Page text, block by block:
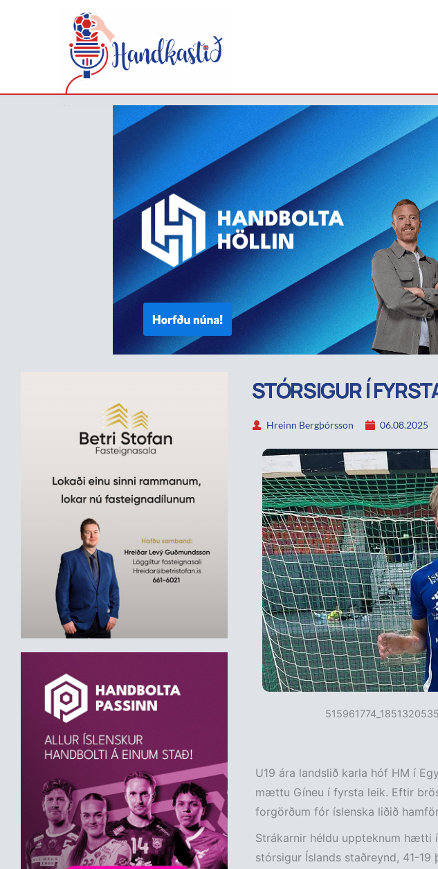
STÓRSIGUR Í
Hreinn Bergþórsson 06.08.2025
U19 ára landslið karla hóf HM í
mættu Gíneu í fyrsta leik. Eftir
forgörðum fór íslenska liðið
Strákarnir héldu uppteknum hætti
stórsigur Íslands staðreynd, 41-